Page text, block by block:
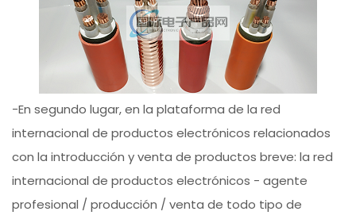
-En segundo lugar, en la plataforma de la red
internacional de productos electrónicos relacionados
con la introducción y venta de productos breve: la red
internacional de productos electrónicos - agente
profesional / producción / venta de todo tipo de